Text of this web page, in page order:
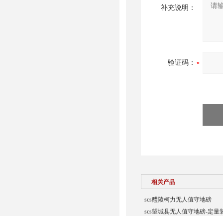
补充说明：
验证码：
相关产品
scs醴陵柯力无人值守地磅
scs望城县无人值守地磅-定量